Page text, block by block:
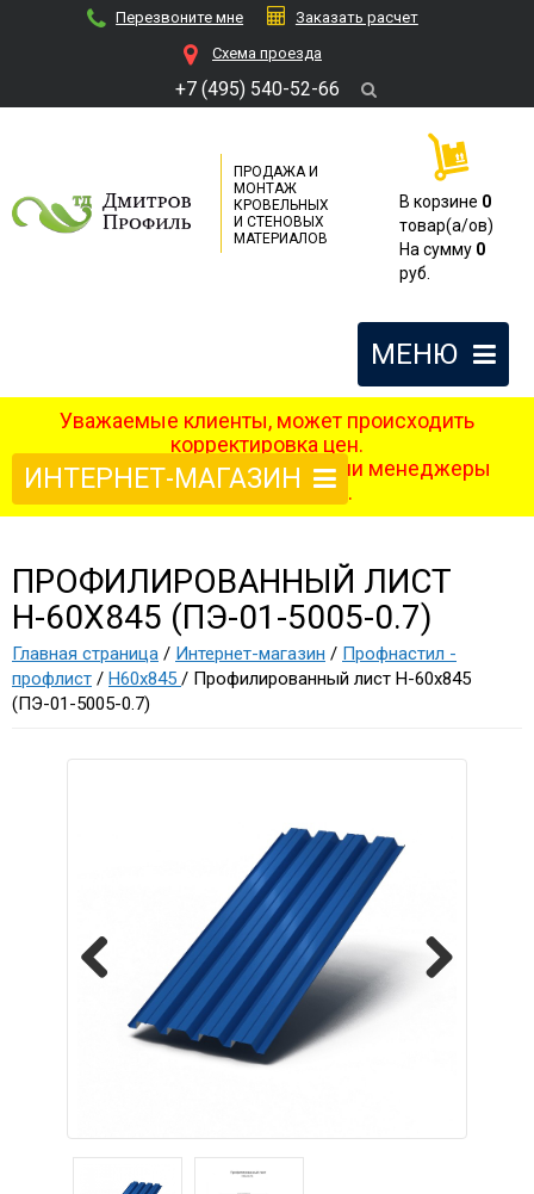
Перезвоните мне
Заказать расчет
Cхема проезда
+7 (495) 540-52-66
ПРОДАЖА И
МОНТАЖ
КРОВЕЛЬНЫХ
И СТЕНОВЫХ
МАТЕРИАЛОВ
В корзине 0
товар(a/ов)
На сумму 0
руб.
МЕНЮ
Уважаемые клиенты, может происходить
корректировка цен.
После оформления заказа наши менеджеры
свяжутся с вами.
ИНТЕРНЕТ-МАГАЗИН
ПРОФИЛИРОВАННЫЙ ЛИСТ
Н-60Х845 (ПЭ-01-5005-0.7)
Главная страница / Интернет-магазин / Профнастил -
профлист / Н60х845 / Профилированный лист Н-60х845
(ПЭ-01-5005-0.7)
Previous